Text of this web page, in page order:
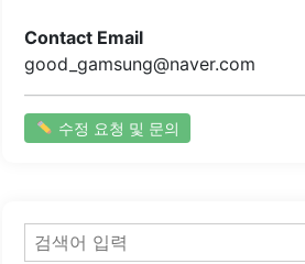
Contact Email
good_gamsung@naver.com
수정 요청 및 문의
검